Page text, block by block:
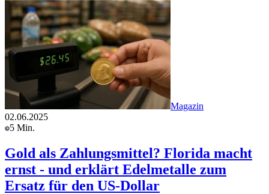
Magazin
02.06.2025
5 Min.
Gold als Zahlungsmittel? Florida macht
ernst - und erklärt Edelmetalle zum
Ersatz für den US-Dollar